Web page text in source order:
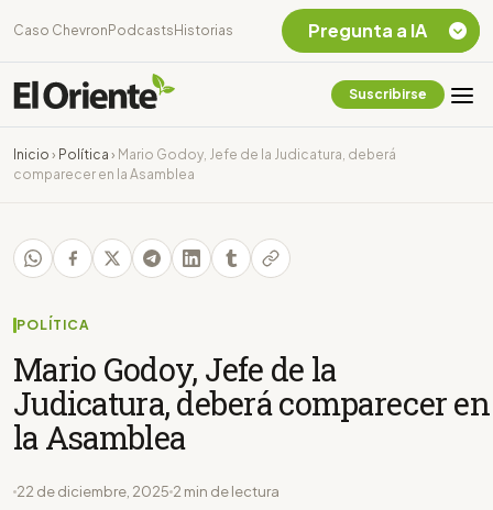
Caso Chevron Podcasts Historias
Suscribirse
Inicio › Política › Mario Godoy, Jefe de la Judicatura, deberá
comparecer en la Asamblea
POLÍTICA
Mario Godoy, Jefe de la
Judicatura, deberá comparecer en
la Asamblea
22 de diciembre, 2025 2 min de lectura
Pregunta a IA
Chevron Ecuador